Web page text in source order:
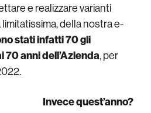
e realizzare varianti
della nostra e-
stati infatti 70 gli
anni dell’Azienda, per
Invece quest’anno?